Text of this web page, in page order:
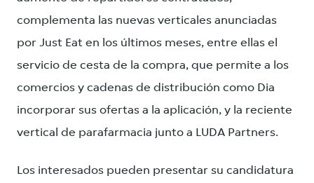
complementa las nuevas verticales anunciadas
por Just Eat en los últimos meses, entre ellas el
servicio de cesta de la compra, que permite a los
comercios y cadenas de distribución como Dia
incorporar sus ofertas a la aplicación, y la reciente
vertical de parafarmacia junto a LUDA Partners.
Los interesados pueden presentar su candidatura